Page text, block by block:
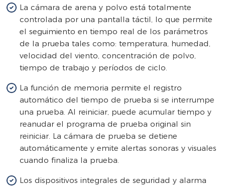
La cámara de arena y polvo está totalmente
controlada por una pantalla táctil, lo que permite
el seguimiento en tiempo real de los parámetros
de la prueba tales como: temperatura, humedad,
velocidad del viento, concentración de polvo,
tiempo de trabajo y períodos de ciclo.
La función de memoria permite el registro
automático del tiempo de prueba si se interrumpe
una prueba. Al reiniciar, puede acumular tiempo y
reanudar el programa de prueba original sin
reiniciar. La cámara de prueba se detiene
automáticamente y emite alertas sonoras y visuales
cuando finaliza la prueba.
Los dispositivos integrales de seguridad y alarma